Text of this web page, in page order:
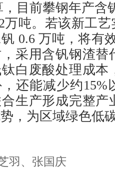
目前攀钢年产含
万吨。若该新工
0.6 万吨，将有
采用含钒钢渣
白废酸处理成
还能减少约
生产形成完整
，为区域绿色低
羽 、张国庆